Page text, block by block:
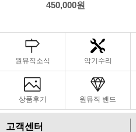
450,000원
원뮤직소식 악기수리
상품후기 원뮤직 밴드
고객센터